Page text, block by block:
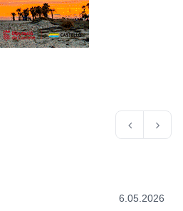
6.05.2026